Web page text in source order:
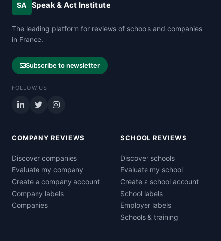
SA Speak & Act Institute
The leading platform for reviews of schools and companies
in France.
Subscribe to newsletter
FOLLOW US
COMPANY REVIEWS
Discover companies
Evaluate my company
Create a company account
Company labels
Companies
SCHOOL REVIEWS
Discover schools
Evaluate my school
Create a school account
School labels
Employer labels
Schools & training